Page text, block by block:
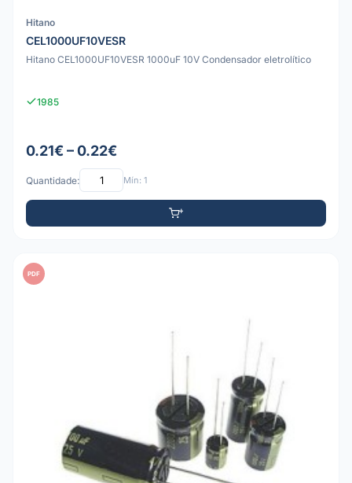
Hitano
CEL1000UF10VESR
Hitano CEL1000UF10VESR 1000uF 10V Condensador eletrolítico
1985
0.21€ – 0.22€
Quantidade: Mín: 1
PDF